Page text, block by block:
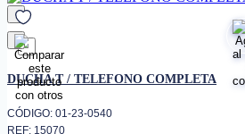
favorito
DUCHA T / TELEFONO COMPLETA
CÓDIGO: 01-23-0540
REF: 15070